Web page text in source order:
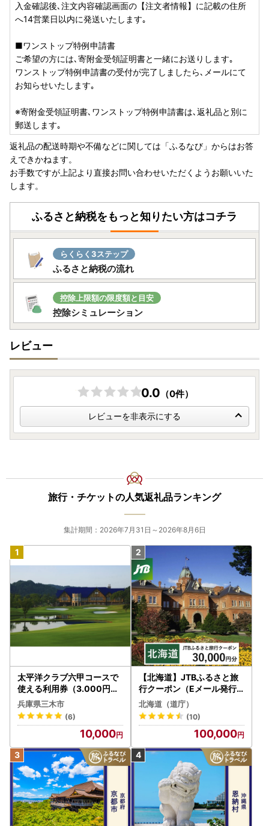
入金確認後､注文内容確認画面の【注文者情報】に記載の住所
へ14営業日以内に発送いたします｡
■ワンストップ特例申請書
ご希望の方には､寄附金受領証明書と一緒にお送りします｡
ワンストップ特例申請書の受付が完了しましたら､メールにて
お知らせいたします｡
※寄附金受領証明書､ワンストップ特例申請書は､返礼品と別に
郵送します｡
返礼品の配送時期や不備などに関しては「ふるなび」からはお答
えできかねます。
お手数ですが上記より直接お問い合わせいただくようお願いいた
します。
ふるさと納税をもっと知りたい方はコチラ
らくらく3ステップ
ふるさと納税の流れ
控除上限額の限度額と目安
控除シミュレーション
レビュー
0.0 （0件）
レビューを非表示にする
旅行・チケットの人気返礼品ランキング
集計期間：2026年7月31日～2026年8月6日
太平洋クラブ六甲コースで
使える利用券（3.000円分
）
兵庫県三木市
(6)
10,000
【北海道】JTBふるさと旅
行クーポン（Eメール発行
）30,000円分 旅行 トラベ
ル 宿泊 人気 おすすめ JTB
W030T
北海道（道庁）
(10)
100,000